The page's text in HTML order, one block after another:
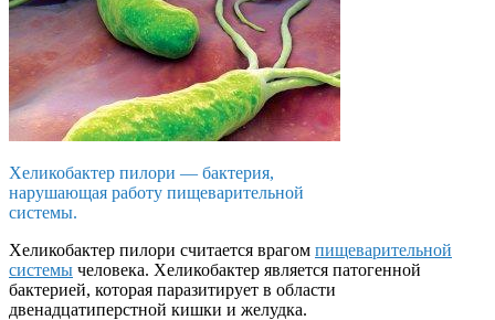
Хеликобактер пилори — бактерия,
нарушающая работу пищеварительной
системы.
Хеликобактер пилори считается врагом пищеварительной
системы человека. Хеликобактер является патогенной
бактерией, которая паразитирует в области
двенадцатиперстной кишки и желудка.